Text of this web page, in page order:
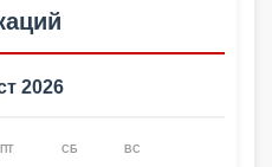
2026
ПТ СБ ВС